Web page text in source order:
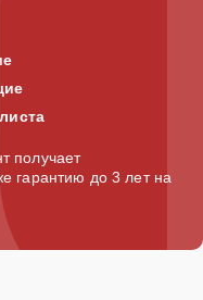
получает
гарантию до 3 лет на